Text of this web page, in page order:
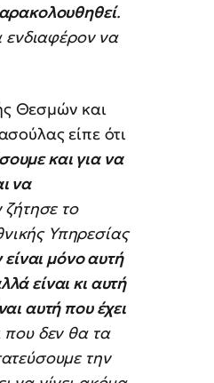
.
ενδιαφέρον να
Θεσμών και
είπε ότι
και για να
να
το
Υπηρεσίας
μόνο αυτή
είναι κι αυτή
αυτή που έχει
που δεν θα τα
την